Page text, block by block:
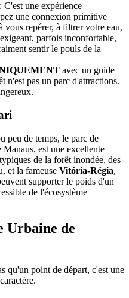
C'est une expérience
une connexion primitive
vous repérer, à filtrer votre eau,
parfois inconfortable,
sentir le pouls de la
avec un guide
n'est pas un parc d'attractions.
peu de temps, le parc de
Manaus, est une excellente
de la forêt inondée, des
et la fameuse Vitória-Régia,
supporter le poids d'un
de l'écosystème
Urbaine de
qu'un point de départ, c'est une